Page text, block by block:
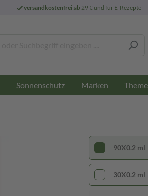
versandkostenfreiab 29 € und für E-Rezepte
Sonnenschutz Marken
90X0.2 ml
30X0.2 ml